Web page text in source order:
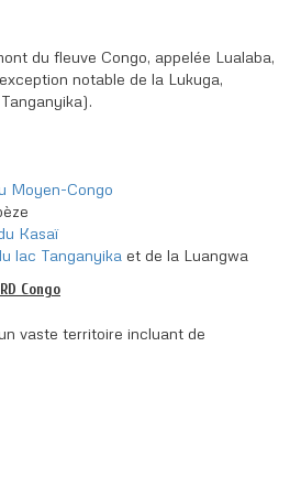
du fleuve Congo, appelée Lualaba,
notable de la Lukuga,
Moyen-Congo
Kasaï
lac Tanganyika et de la Luangwa
Congo
vaste territoire incluant de